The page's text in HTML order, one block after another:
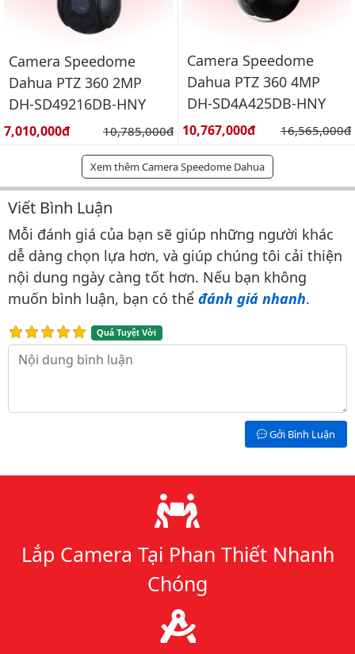
Camera Speedome
Dahua PTZ 360 2MP
DH-SD49216DB-HNY
Giá bán:
7,010,000đ Giá gốc:
10,785,000đ
Camera Speedome
Dahua PTZ 360 4MP
DH-SD4A425DB-HNY
Giá bán:
10,767,000đ Giá gốc:
16,565,000đ
Xem thêm Camera Speedome Dahua
Bình luận & Đánh giá
Viết Bình Luận
Mỗi đánh giá của bạn sẽ giúp những người khác
dễ dàng chọn lựa hơn, và giúp chúng tôi cải thiện
nội dung ngày càng tốt hơn. Nếu bạn không
muốn bình luận, bạn có thể đánh giá nhanh.
Quá Tuyệt Vời
Nội dung bình luận
Gởi Bình Luận
Lý do chọn chúng tôi
Lắp Camera Tại Phan Thiết Nhanh
Chóng